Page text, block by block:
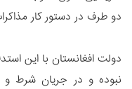
دو طرف در دستور کار
دولت افغانستان با این
نبوده و در جریان شرط و